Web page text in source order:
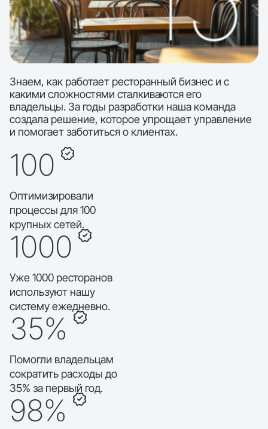
Знаем, как работает ресторанный бизнес и с
какими сложностями сталкиваются его
владельцы. За годы разработки наша команда
создала решение, которое упрощает управление
и помогает заботиться о клиентах.
100
Оптимизировали
процессы для 100
крупных сетей.
1000
Уже 1000 ресторанов
используют нашу
систему ежедневно.
35%
Помогли владельцам
сократить расходы до
35% за первый год.
98%